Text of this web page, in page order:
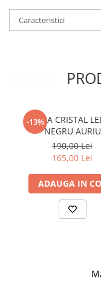
Caracteristici
-13%
APLICA CRISTAL
NEGRU AURIU
190,00 Lei
165,00 Lei
ADAUGA IN